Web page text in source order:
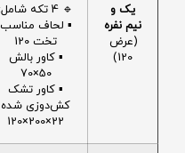
یک و
نیم نفره
(عرض
120)
🔹 4 تکه شامل:
▪️ لحاف مناسب
تخت 120
▪️ کاور بالش
50×70
▪️ کاور تشک
کش‌دوزی شده
22×200×120